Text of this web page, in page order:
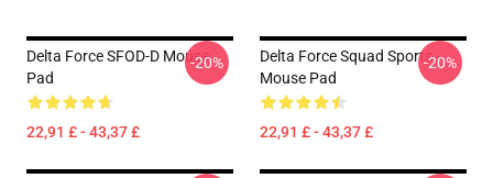
Delta Force SFOD-D Mouse
Pad
22,91 £ - 43,37 £
-20%
Delta Force Squad Sports
Mouse Pad
22,91 £ - 43,37 £
-20%